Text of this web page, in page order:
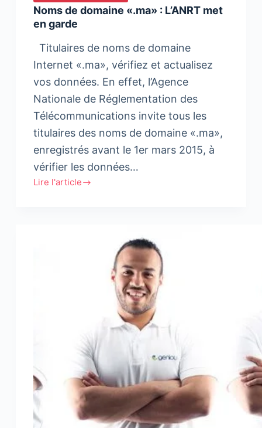
Noms de domaine «.ma» : L’ANRT met
en garde
Titulaires de noms de domaine
Internet «.ma», vérifiez et actualisez
vos données. En effet, l’Agence
Nationale de Réglementation des
Télécommunications invite tous les
titulaires des noms de domaine «.ma»,
enregistrés avant le 1er mars 2015, à
vérifier les données…
Lire l'article
Noms